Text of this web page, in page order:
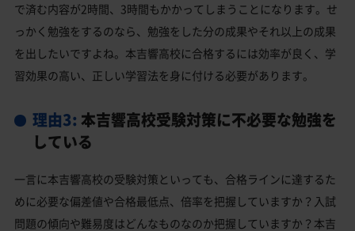
で済む内容が2時間、3時間もかかってしまうことになります。せ
っかく勉強をするのなら、勉強をした分の成果やそれ以上の成果
を出したいですよね。本吉響高校に合格するには効率が良く、学
習効果の高い、正しい学習法を身に付ける必要があります。
理由3: 本吉響高校受験対策に不必要な勉強を
している
一言に本吉響高校の受験対策といっても、合格ラインに達するた
めに必要な偏差値や合格最低点、倍率を把握していますか？入試
問題の傾向や難易度はどんなものなのか把握していますか？本吉